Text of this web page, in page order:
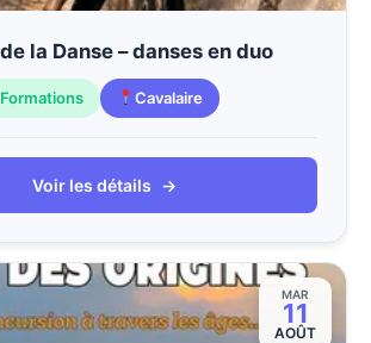
la Danse – danses en duo
Cavalaire
Voir les détails →
MAR
11
AOÛT